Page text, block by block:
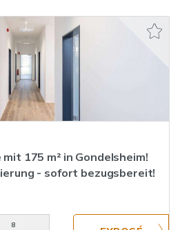
175 m² in Gondelsheim!
- sofort bezugsbereit!
8